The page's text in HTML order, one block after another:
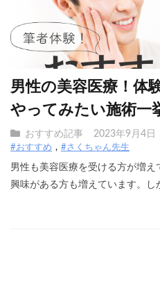
男性の美容医療！体
やってみたい施術一
おすすめ記事 2023年9月4日
#おすすめ #さくちゃん先生
男性も美容医療を受ける方が増
興味がある方も増えています。し